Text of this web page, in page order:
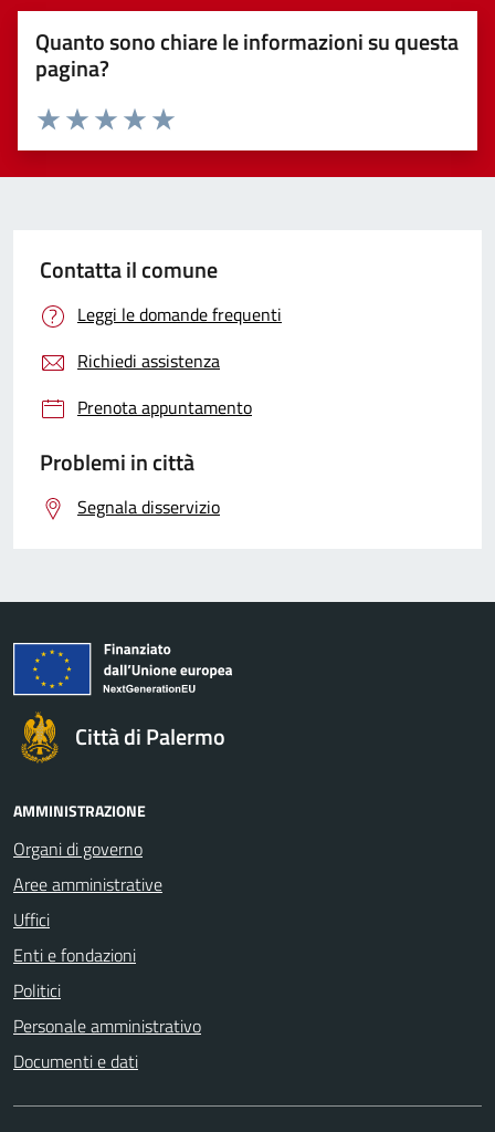
Quanto sono chiare le informazioni su questa
pagina?
Valuta 5 stelle su 5
Valuta 4 stelle su 5
Valuta 3 stelle su 5
Valuta 2 stelle su 5
Valuta 1 stelle su 5
Contatta il comune
Leggi le domande frequenti
Richiedi assistenza
Prenota appuntamento
Problemi in città
Segnala disservizio
Città di Palermo
AMMINISTRAZIONE
Organi di governo
Aree amministrative
Uffici
Enti e fondazioni
Politici
Personale amministrativo
Documenti e dati